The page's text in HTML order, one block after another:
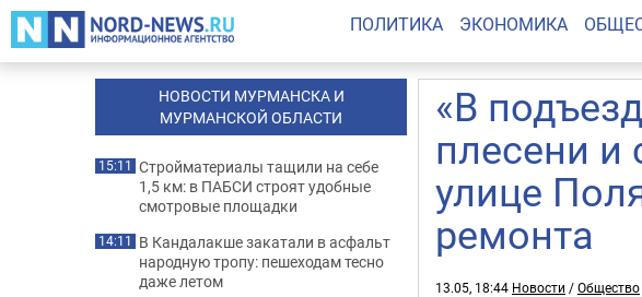
ПОЛИТИКА ЭКОНОМИКА
«В
плесени и
улице
ремонта
13.05, 18:44 Новости /Общество
НОВОСТИ МУРМАНСКА И
МУРМАНСКОЙ ОБЛАСТИ
15:11 Стройматериалы тащили на себе
1,5 км: в ПАБСИ строят удобные
смотровые площадки
14:11 В Кандалакше закатали в асфальт
народную тропу: пешеходам тесно
даже летом